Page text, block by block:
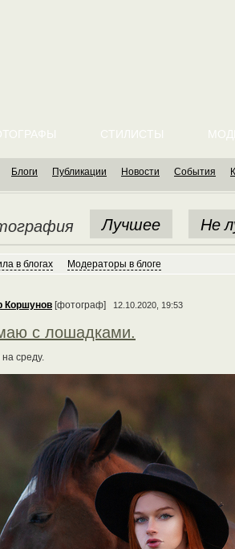
СТИЛИСТЫ
Блоги Публикации Новости События
Лучшее Не
в блогах Модераторы в блоге
Коршунов [фотограф] 12.10.2020, 19:53
с лошадками.
на среду.